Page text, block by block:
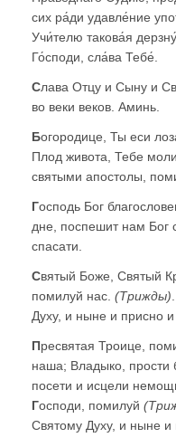
сих ра́ди удавле́ние
Учи́телю такова́я
Го́споди, сла́ва Тебе́.
Слава Отцу и Сыну и
во веки веков. Аминь.
Богородице, Ты еси
Плод живота, Тебе
святыми апостолы,
Господь Бог
дне, поспешит нам Бог
спасати.
Святый Боже, Святый
помилуй нас. (Трижды).
Духу, и ныне и присно
Пресвятая Троице,
наша; Владыко, прости
посети и исцели
Господи, помилуй
Святому Духу, и ныне и